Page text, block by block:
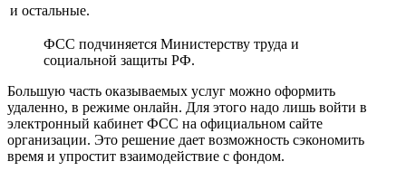
и остальные.
ФСС подчиняется Министерству труда и
социальной защиты РФ.
Большую часть оказываемых услуг можно оформить
удаленно, в режиме онлайн. Для этого надо лишь войти в
электронный кабинет ФСС на официальном сайте
организации. Это решение дает возможность сэкономить
время и упростит взаимодействие с фондом.